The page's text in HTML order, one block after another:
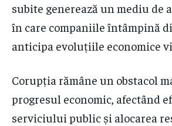
subite generează un mediu de
în care companiile întâmpină
anticipa evoluțiile economice
Corupția rămâne un obstacol
progresul economic, afectând
serviciului public și alocarea